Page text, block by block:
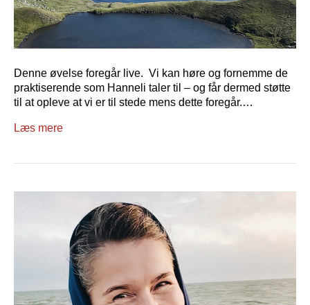
Denne øvelse foregår live. Vi kan høre og fornemme de
praktiserende som Hanneli taler til – og får dermed støtte
til at opleve at vi er til stede mens dette foregår.…
Læs mere